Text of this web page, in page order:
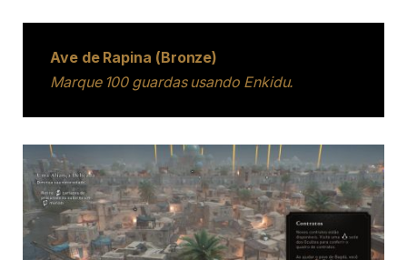
Ave de Rapina (Bronze)
Marque 100 guardas usando Enkidu.